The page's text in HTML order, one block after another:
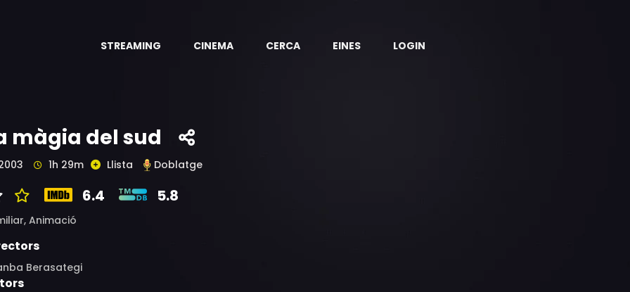
STREAMING CINEMA CERCA EINES LOGIN
màgia del sud
1h 29m Llista Doblatge
6.4 5.8
Animació
Berasategi